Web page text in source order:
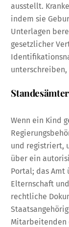
ausstellt.
indem sie
Unterlagen
gesetzlicher
Standesämter
Wenn ein Kind
und registriert,
über ein
Portal; das
Elternschaft
rechtliche
Mitarbeitenden